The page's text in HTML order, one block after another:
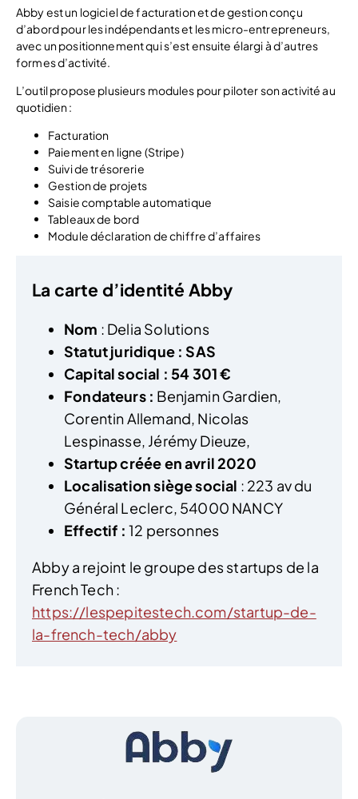
Abby est un logiciel de facturation et de gestion conçu
d’abord pour les indépendants et les micro-entrepreneurs,
avec un positionnement qui s’est ensuite élargi à d’autres
formes d’activité.
L’outil propose plusieurs modules pour piloter son activité au
quotidien :
Facturation
Paiement en ligne (Stripe)
Suivi de trésorerie
Gestion de projets
Saisie comptable automatique
Tableaux de bord
Module déclaration de chiffre d’affaires
La carte d’identité Abby
Nom : Delia Solutions
Statut juridique : SAS
Capital social : 54 301 €
Fondateurs : Benjamin Gardien,
Corentin Allemand, Nicolas
Lespinasse, Jérémy Dieuze,
Startup créée en avril 2020
Localisation siège social : 223 av du
Général Leclerc, 54000 NANCY
Effectif : 12 personnes
Abby a rejoint le groupe des startups de la
French Tech :
https://lespepitestech.com/startup-de-
la-french-tech/abby